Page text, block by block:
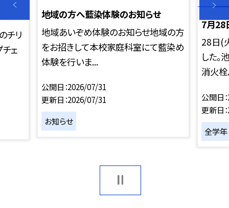
チリ
ェ
地域の方へ藍染体験のお知らせ
地域あいぞめ体験のお知らせ地域の方
をお招きして本校家庭科室にて藍染め
体験を行いま...
公開日 2026/07/31
更新日 2026/07/31
お知らせ
7月28
28日(
した。
消火
公開日
更新日
全学年